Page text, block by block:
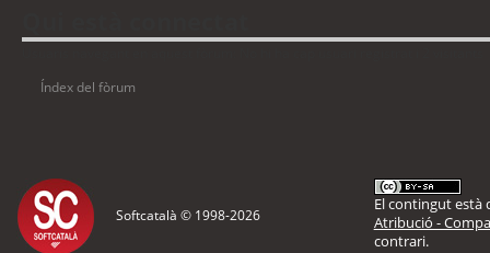
Índex del fòrum
Softcatalà © 1998-2026
El contingut està
Atribució -
contrari.